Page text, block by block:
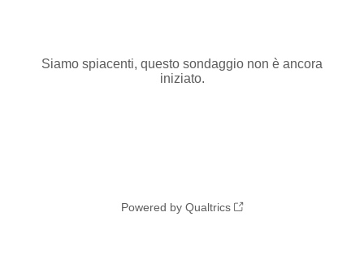
Siamo spiacenti, questo sondaggio non è ancora
iniziato.
Powered by Qualtrics